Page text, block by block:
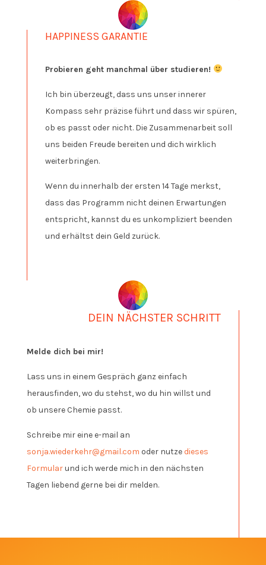
HAPPINESS GARANTIE
Probieren geht manchmal über studieren!
Ich bin überzeugt, dass uns unser innerer
Kompass sehr präzise führt und dass wir spüren,
ob es passt oder nicht. Die Zusammenarbeit soll
uns beiden Freude bereiten und dich wirklich
weiterbringen.
Wenn du innerhalb der ersten 14 Tage merkst,
dass das Programm nicht deinen Erwartungen
entspricht, kannst du es unkompliziert beenden
und erhältst dein Geld zurück.
DEIN NÄCHSTER SCHRITT
Melde dich bei mir!
Lass uns in einem Gespräch ganz einfach
herausfinden, wo du stehst, wo du hin willst und
ob unsere Chemie passt.
Schreibe mir eine e-mail an
sonja.wiederkehr@gmail.com oder nutze dieses
Formularund ich werde mich in den nächsten
Tagen liebend gerne bei dir melden.